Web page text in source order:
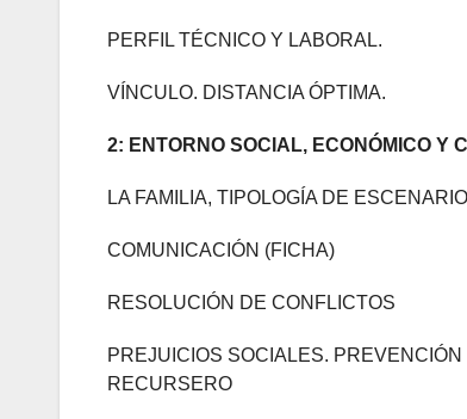
PERFIL TÉCNICO Y LABORAL.
VÍNCULO. DISTANCIA ÓPTIMA.
2: ENTORNO SOCIAL, ECONÓMICO Y
LA FAMILIA, TIPOLOGÍA DE
COMUNICACIÓN (FICHA)
RESOLUCIÓN DE CONFLICTOS
PREJUICIOS SOCIALES.
RECURSERO